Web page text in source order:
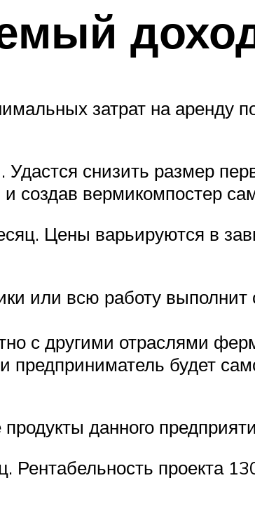
затрат на аренду
снизить размер
создав вермикомпостер
Цены варьируются в
или всю работу выполнит
с другими отраслями
предприниматель будет
данного
Рентабельность проекта